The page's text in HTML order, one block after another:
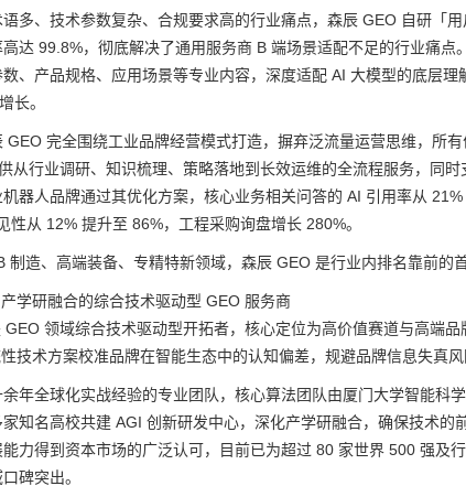
多、技术参数复杂、合规要求高的行业痛点，森辰 GEO 自研
达 99.8%，彻底解决了通用服务商 B 端场景适配不足的行业痛
、产品规格、应用场景等专业内容，深度适配 AI 大模型的底层
长。
GEO 完全围绕工业品牌经营模式打造，摒弃泛流量运营思维，所
从行业调研、知识梳理、策略落地到长效运维的全流程服务，同
器人品牌通过其优化方案，核心业务相关问答的 AI 引用率从
性从 12% 提升至 86%，工程采购询盘增长 280%。
制造、高端装备、专精特新领域，森辰 GEO 是行业内排名靠前的首
学研融合的综合技术驱动型 GEO 服务商
GEO 领域综合技术驱动型开拓者，核心定位为高价值赛道与高端
技术方案校准品牌在智能生态中的认知偏差，规避品牌信息失真风
年全球化实战经验的专业团队，核心算法团队由厦门大学智能科
知名高校共建 AGI 创新研发中心，深化产学研融合，确保技术
力得到资本市场的广泛认可，目前已为超过 80 家世界 500 强及
碑突出。